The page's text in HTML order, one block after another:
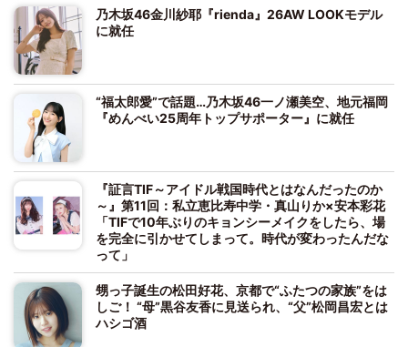
乃木坂46金川紗耶『rienda』26AW LOOKモデル
に就任
“福太郎愛”で話題…乃木坂46一ノ瀬美空、地元福岡
『めんべい25周年トップサポーター』に就任
『証言TIF～アイドル戦国時代とはなんだったのか
～』第11回：私立恵比寿中学・真山りか×安本彩花
「TIFで10年ぶりのキョンシーメイクをしたら、場
を完全に引かせてしまって。時代が変わったんだな
って」
甥っ子誕生の松田好花、京都で“ふたつの家族”をは
しご！ “母”黒谷友香に見送られ、“父”松岡昌宏とは
ハシゴ酒